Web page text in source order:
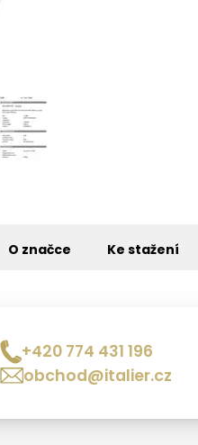
O značce Ke stažení
+420 774 431 196
obchod@italier.cz